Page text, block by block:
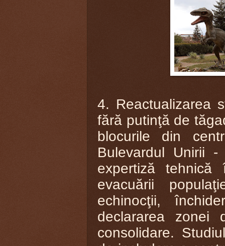
4. Reactualizarea
fără putinţă de
blocurile din
Bulevardul Unirii
expertiză
evacuării
echinocţii,
declararea zonei
consolidare.